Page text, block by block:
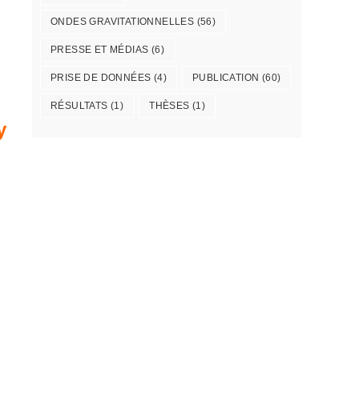
ONDES GRAVITATIONNELLES (56)
PRESSE ET MÉDIAS (6)
PRISE DE DONNÉES (4) PUBLICATION (60)
RÉSULTATS (1) THÈSES (1)